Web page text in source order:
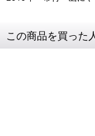
この商品を買った